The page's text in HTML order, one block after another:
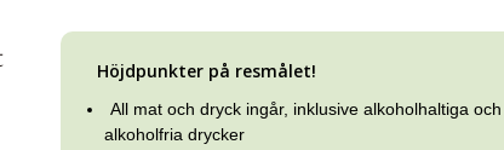
Höjdpunkter på resmålet!
All mat och dryck ingår, inklusive alkoholhaltiga och
alkoholfria drycker